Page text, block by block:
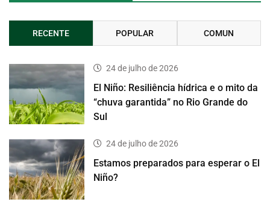
RECENTE POPULAR COMUN
24 de julho de 2026
El Niño: Resiliência hídrica e o mito da
“chuva garantida” no Rio Grande do
Sul
24 de julho de 2026
Estamos preparados para esperar o El
Niño?